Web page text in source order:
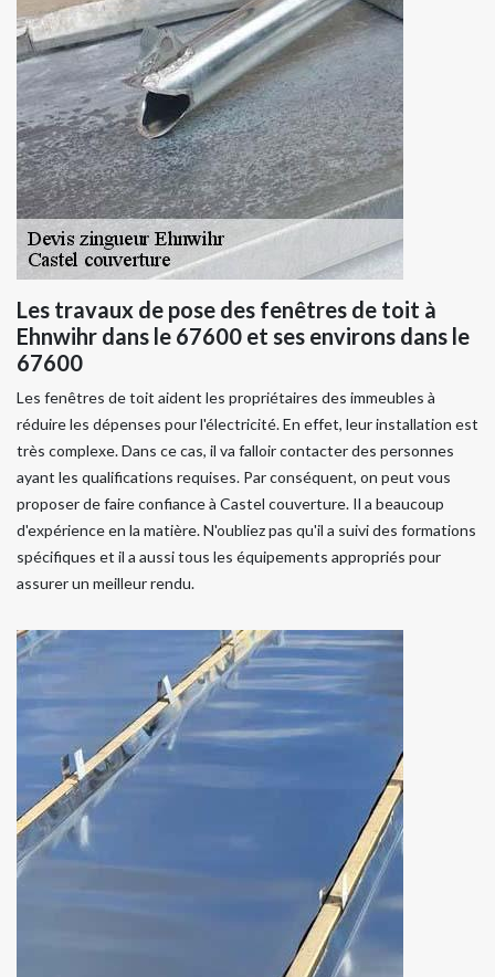
Les travaux de pose des fenêtres de toit à
Ehnwihr dans le 67600 et ses environs dans le
67600
Les fenêtres de toit aident les propriétaires des immeubles à
réduire les dépenses pour l'électricité. En effet, leur installation est
très complexe. Dans ce cas, il va falloir contacter des personnes
ayant les qualifications requises. Par conséquent, on peut vous
proposer de faire confiance à Castel couverture. Il a beaucoup
d'expérience en la matière. N'oubliez pas qu'il a suivi des formations
spécifiques et il a aussi tous les équipements appropriés pour
assurer un meilleur rendu.